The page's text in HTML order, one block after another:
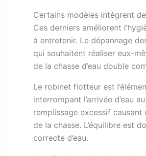
Certains modèles intègrent
Ces derniers améliorent
à entretenir. Le dépannage
qui souhaitent réaliser eux-
de la chasse d’eau double
Le robinet flotteur est
interrompant l’arrivée d’eau
remplissage excessif
de la chasse. L’équilibre est
correcte d’eau.